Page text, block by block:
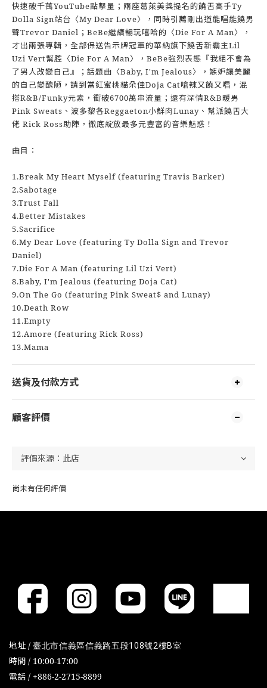
快速破千萬YouTube點擊量；兩座葛萊美獎提名的饒舌高手Ty
Dolla Sign站台〈My Dear Love〉，同時引薦剛出道能唱能饒男
聲Trevor Daniel；BeBe繼續暢玩嘻哈的〈Die For A Man〉，
才出兩張專輯，全部保送告示牌冠軍的華納旗下饒舌新霸主Lil
Uzi Vert幫腔〈Die For A Man〉，BeBe強烈表態『我絕不會為
了男人改變自己』；話題曲〈Baby, I'm Jealous〉，嫉妒讓美麗
的自己變醜陋，請到當紅蜜桃貓朵佳Doja Cat嗆辣又饒又唱，混
搭R&B/Funky元素，衝破6700萬串流量；還有深情R&B暖男
Pink Sweats、波多黎各Reggaeton小鮮肉Lunay、幫派饒舌大
佬 Rick Ross助陣，徹底綻放最多元豐富的音樂魅惑！
曲目：
1.Break My Heart Myself (featuring Travis Barker)
2.Sabotage
3.Trust Fall
4.Better Mistakes
5.Sacrifice
6.My Dear Love (featuring Ty Dolla Sign and Trevor
Daniel)
7.Die For A Man (featuring Lil Uzi Vert)
8.Baby, I'm Jealous (featuring Doja Cat)
9.On The Go (featuring Pink Sweat$ and Lunay)
10.Death Row
11.Empty
12.Amore (featuring Rick Ross)
13.Mama
送貨及付款方式
顧客評價
尚未有任何評價
地址 / 臺北市信義區信義路五段108號2樓B室
時間 / 10:00-17:00
電話 / +886-2-2715-8899